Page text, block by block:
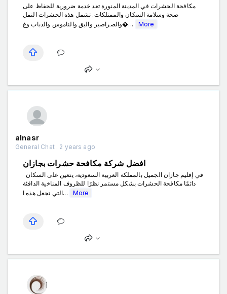
مكافحة الحشرات في المدينة المنورة تعد خدمة ضرورية للحفاظ على
صحة وسلامة السكان والممتلكات. تشمل هذه الحشرات النمل
والصراصير والبق والناموس والذباب وغ�...
More
alnasr
General Chat . 2 years ago
افضل شركة مكافحة حشرات بجازان
في إقليم جازان الجميل بالمملكة العربية السعودية، يتعين على السكان
دائمًا مكافحة الحشرات بشكل مستمر نظرًا للظروف المناخية الدافئة
التي تجعل هذه ا...
More